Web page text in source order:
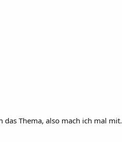
das Thema, also mach ich mal mit.